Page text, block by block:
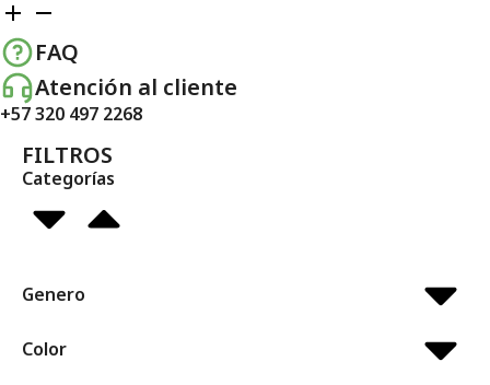
FAQ
Atención al cliente
+57 320 497 2268
FILTROS
Categorías
Genero
Color